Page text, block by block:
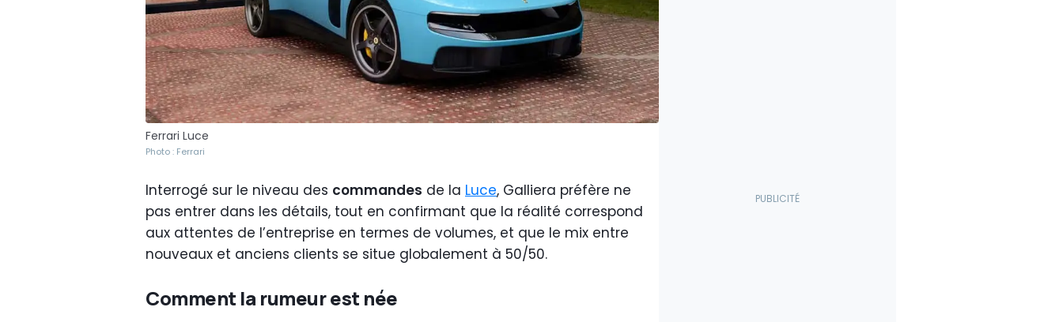
Ferrari Luce
Photo : Ferrari
Interrogé sur le niveau des commandes de la Luce, Galliera préfère ne
pas entrer dans les détails, tout en confirmant que la réalité correspond
aux attentes de l’entreprise en termes de volumes, et que le mix entre
nouveaux et anciens clients se situe globalement à 50/50.
Comment la rumeur est née